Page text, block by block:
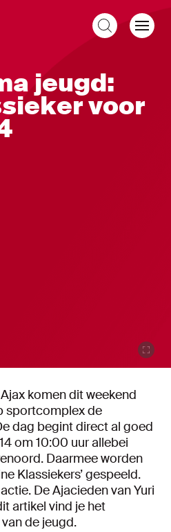
jeugd:
voor
komen dit weekend
sportcomplex de
dag begint direct al goed
om 10:00 uur allebei
Daarmee worden
Klassiekers’ gespeeld.
De Ajacieden van Yuri
artikel vind je het
de jeugd.